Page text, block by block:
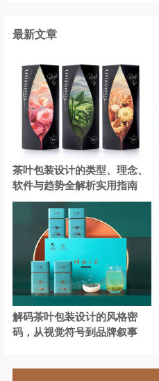
最新文章
茶叶包装设计的类型、理念、
软件与趋势全解析实用指南
解码茶叶包装设计的风格密
码，从视觉符号到品牌叙事